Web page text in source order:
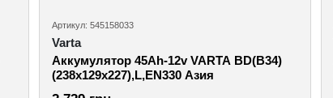
Артикул: 545158033
Varta
Аккумулятор 45Ah-12v VARTA BD(B34)
(238х129х227),L,EN330 Азия